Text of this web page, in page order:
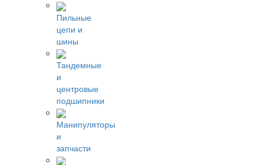
Пильные
цепи и
шины
Тандемные
и
центровые
подшипники
Манипуляторы
и
запчасти